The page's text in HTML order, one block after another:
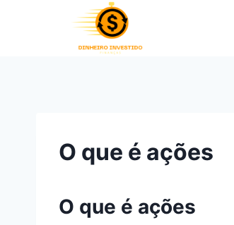
O que é ações
O que é ações